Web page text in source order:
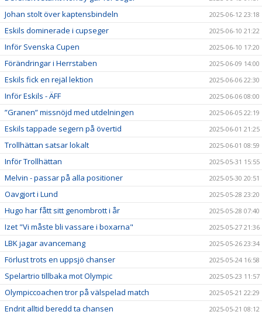
Johan stolt över kaptensbindeln 2025-06-12 23:18
Eskils dominerade i cupseger 2025-06-10 21:22
Inför Svenska Cupen 2025-06-10 17:20
Förändringar i Herrstaben 2025-06-09 14:00
Eskils fick en rejäl lektion 2025-06-06 22:30
Inför Eskils - ÄFF 2025-06-06 08:00
”Granen” missnöjd med utdelningen 2025-06-05 22:19
Eskils tappade segern på övertid 2025-06-01 21:25
Trollhättan satsar lokalt 2025-06-01 08:59
Inför Trollhättan 2025-05-31 15:55
Melvin - passar på alla positioner 2025-05-30 20:51
Oavgjort i Lund 2025-05-28 23:20
Hugo har fått sitt genombrott i år 2025-05-28 07:40
Izet "Vi måste bli vassare i boxarna" 2025-05-27 21:36
LBK jagar avancemang 2025-05-26 23:34
Förlust trots en uppsjö chanser 2025-05-24 16:58
Spelartrio tillbaka mot Olympic 2025-05-23 11:57
Olympiccoachen tror på välspelad match 2025-05-21 22:29
Endrit alltid beredd ta chansen 2025-05-21 08:12